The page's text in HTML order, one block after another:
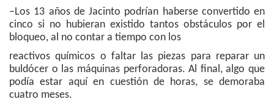
–Los 13 años de Jacinto podrían haberse convertido en
cinco si no hubieran existido tantos obstáculos por el
bloqueo, al no contar a tiempo con los
reactivos químicos o faltar las piezas para reparar un
buldócer o las máquinas perforadoras. Al final, algo que
podía estar aquí en cuestión de horas, se demoraba
cuatro meses.